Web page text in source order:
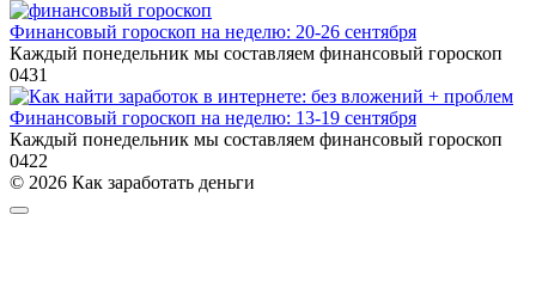
Финансовый гороскоп на неделю: 20-26 сентября
Каждый понедельник мы составляем финансовый гороскоп
0431
Финансовый гороскоп на неделю: 13-19 сентября
Каждый понедельник мы составляем финансовый гороскоп
0422
© 2026 Как заработать деньги